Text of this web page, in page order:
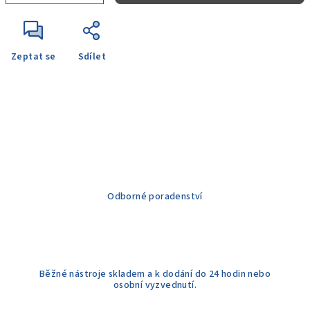
Zeptat se Sdílet
Odborné poradenství
Běžné nástroje skladem a k dodání do 24 hodin nebo
osobní vyzvednutí.